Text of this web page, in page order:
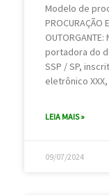
Modelo de
PROCURAÇÃO
portadora do
SSP / SP,
eletrônico
LEIA MAIS »
09/07/2024